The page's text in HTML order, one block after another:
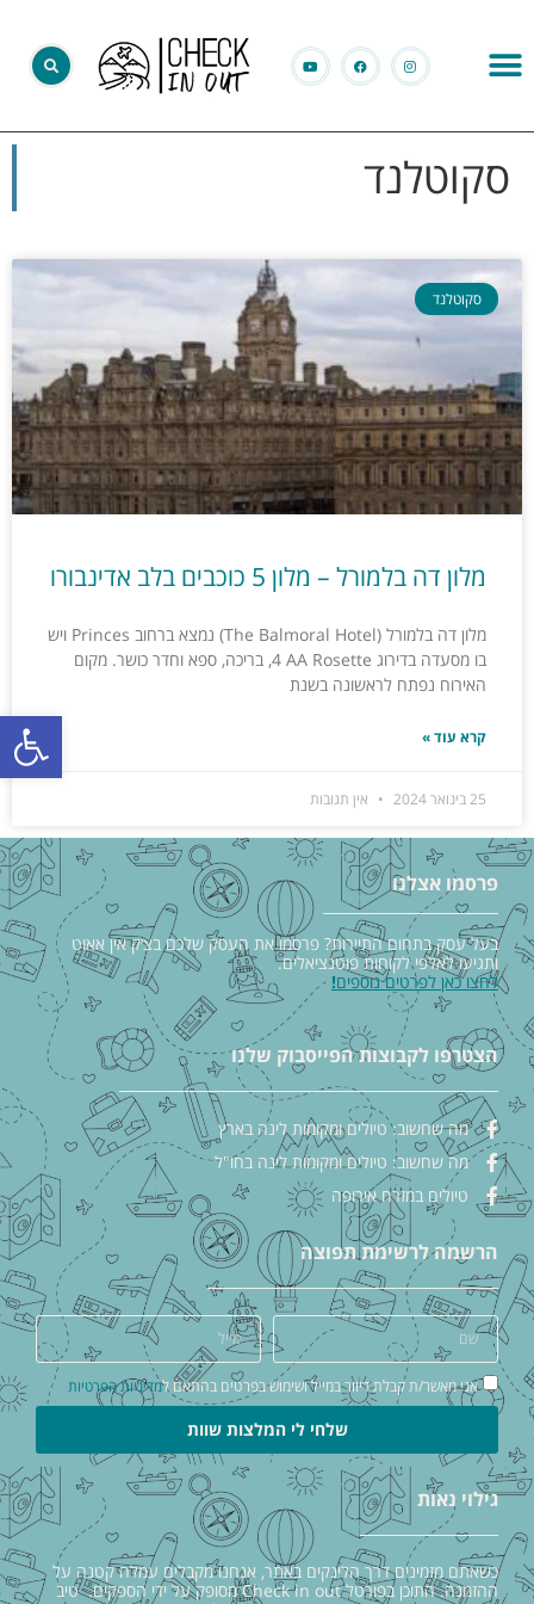
פתח
סקוטלנד
סקוטלנד
מלון דה בלמורל – מלון 5 כוכבים בלב אדינבורו
מלון דה בלמורל (The Balmoral Hotel) נמצא ברחוב Princes ויש
בו מסעדה בדירוג ‎4 AA Rosette, בריכה, ספא וחדר כושר. מקום
האירוח נפתח לראשונה בשנת
קרא עוד »
25 בינואר 2024 אין תגובות
פרסמו אצלנו
בעל עסק בתחום התיירות? פרסמו את העסק שלכם בצ׳ק אין אאוט
ותגיעו לאלפי לקוחות פוטנציאלים.
לחצו כאן לפרטים נוספים!
הצטרפו לקבוצות הפייסבוק שלנו
מה שחשוב: טיולים ומקומות לינה בארץ
מה שחשוב: טיולים ומקומות לינה בחו"ל
טיולים במזרח אירופה
הרשמה לרשימת תפוצה
אני מאשר/ת קבלת דיוור במייל ושימוש בפרטים בהתאם למדיניות הפרטיות
שלחי לי המלצות שוות
גילוי נאות
כשאתם מזמינים דרך הלינקים באתר, אנחנו מקבלים עמלה קטנה על
ההזמנה. התוכן בפורטל Check in out מסופק על ידי הספקים. טיב